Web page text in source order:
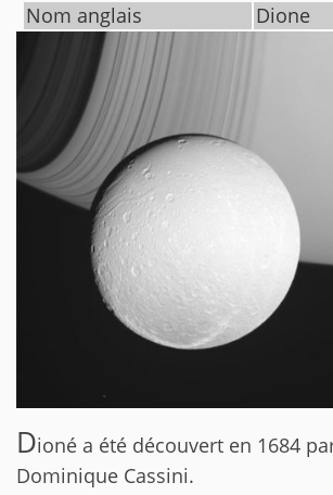
Nom anglais
Dione
Dioné a été découvert en 1684
Dominique Cassini.